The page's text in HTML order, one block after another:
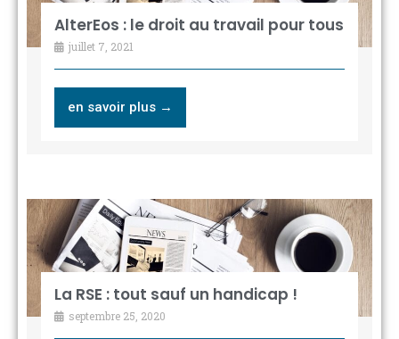
AlterEos : le droit au travail pour tous
juillet 7, 2021
en savoir plus →
La RSE : tout sauf un handicap !
septembre 25, 2020